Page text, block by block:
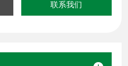
联系我们